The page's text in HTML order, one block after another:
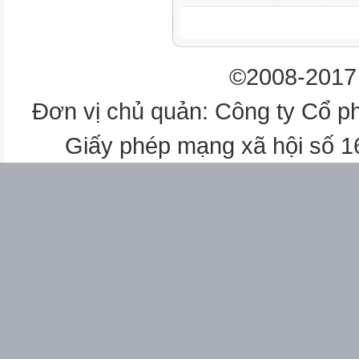
©2008-
Đơn vị chủ quản: Công ty Cổ
Giấy phép mạng xã hội số